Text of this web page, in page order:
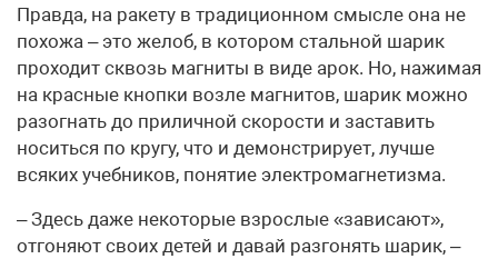
Правда, на ракету в традиционном смысле она не
похожа – это желоб, в котором стальной шарик
проходит сквозь магниты в виде арок. Но, нажимая
на красные кнопки возле магнитов, шарик можно
разогнать до приличной скорости и заставить
носиться по кругу, что и демонстрирует, лучше
всяких учебников, понятие электромагнетизма.
– Здесь даже некоторые взрослые «зависают»,
отгоняют своих детей и давай разгонять шарик, –